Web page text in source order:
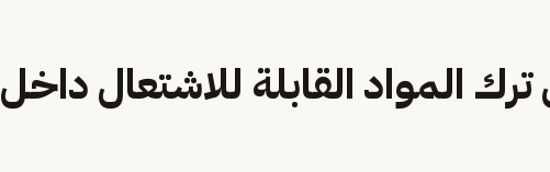
المواد القابلة للاشتعال داخل